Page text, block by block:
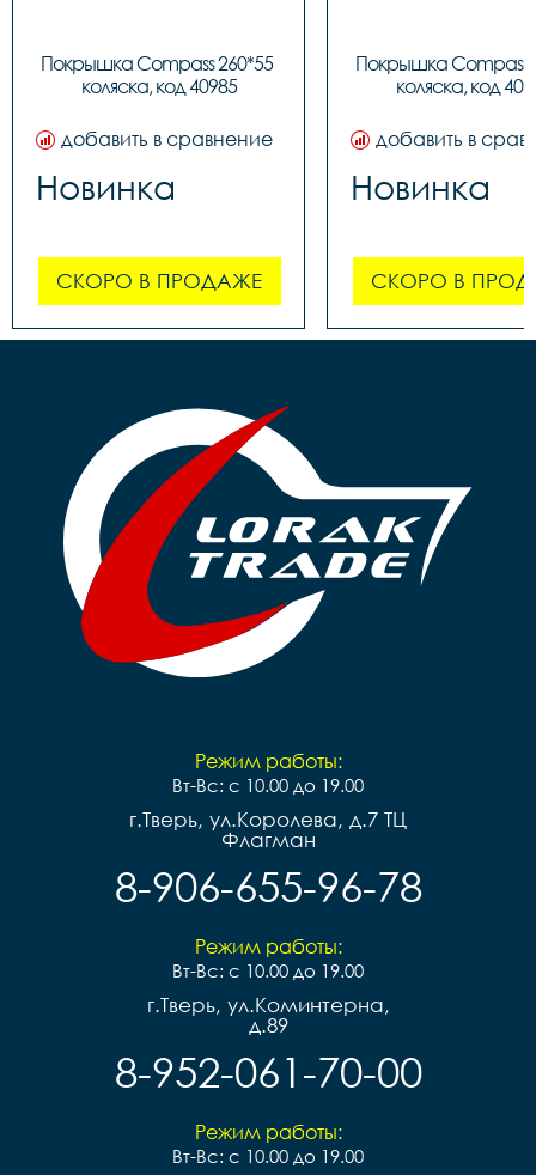
Покрышка Compass 260*55
коляска, код 40985
добавить в сравнение
Новинка
СКОРО В ПРОДАЖЕ
Покрышка Compass
коляска, код
добавить в
Новинка
СКОРО В
Режим работы:
Вт-Вс: с 10.00 до 19.00
г.Тверь, ул.Королева, д.7 ТЦ
Флагман
8-906-655-96-78
Режим работы:
Вт-Вс: с 10.00 до 19.00
г.Тверь, ул.Коминтерна,
д.89
8-952-061-70-00
Режим работы:
Вт-Вс: с 10.00 до 19.00